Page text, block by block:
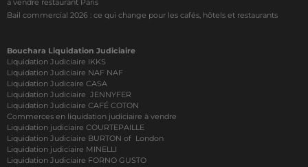
a vendre restaurant Paris
Bail commercial 2026 : ce qui change pour les cafés, hôtels et restaurants
Bouchara Liquidation Judiciaire
Liquidation Judiciaire IKKS
Liquidation Judiciaire NAF NAF
Liquidation Judicaire CASA
Liquidation Judiciaire JENNYFER
Liquidation Judiciaire CAFÉ COTON
Commerces en liquidation judiciaire à vendre
Liquidation judiciaire COURTEPAILLE
Liquidation Judiciaire BURTON of London
Liquidation judiciaire MINELLI
Liquidation Judiciaire FORNO GUSTO